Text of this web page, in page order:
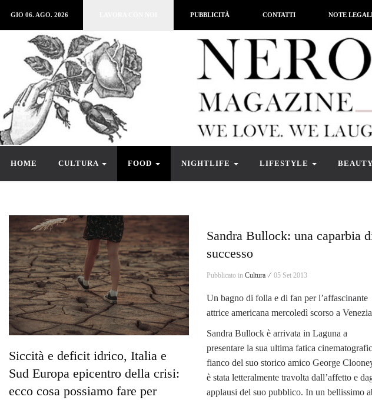
GIO 06. AGO. 2026 PUBBLICITÀ CONTATTI NOTE
HOME CULTURA FOOD NIGHTLIFE LIFESTYLE BEAUTY
Siccità e deficit idrico, Italia e
Sud Europa epicentro della crisi:
ecco cosa possiamo fare per
Sandra Bullock: una caparbia
successo
Pubblicato in Cultura ⁄ 05 Set 2013
Un bagno di folla e di fan per l’affascinante
attrice americana mercoledì scorso a
Sandra Bullock è arrivata in Laguna a
presentare la sua ultima fatica
fianco del suo storico amico George
è stata letteralmente travolta dall’affetto e
applausi del suo pubblico. In un bellissimo